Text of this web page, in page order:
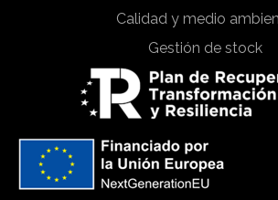
Calidad y medio
Gestión de stock